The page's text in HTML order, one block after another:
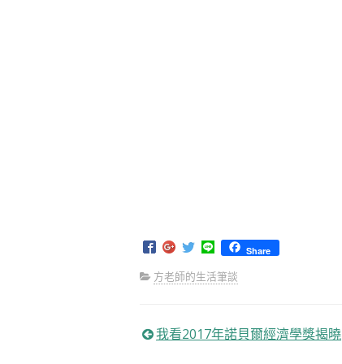
Share
方老師的生活筆談
文我看2017年諾貝爾經濟學獎揭曉